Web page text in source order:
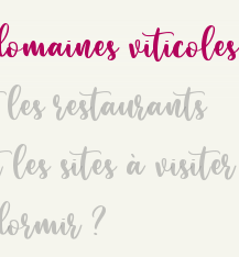
viticoles
restaurants
sites à visiter
?